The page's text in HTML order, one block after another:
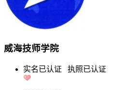
威海技师学院
实名已认证 执照已认证